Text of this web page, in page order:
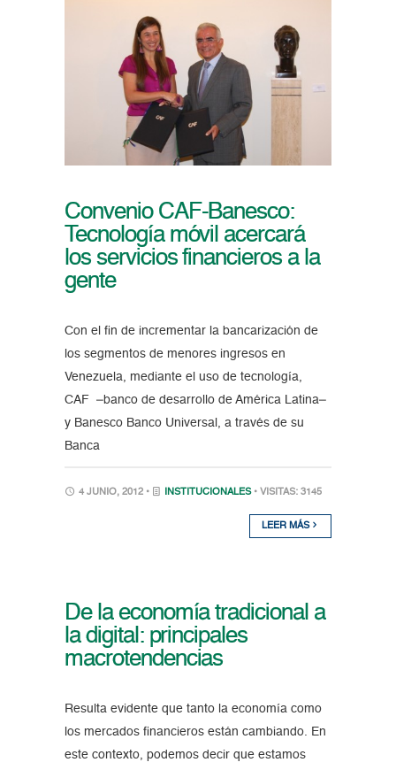
Convenio CAF-Banesco:
Tecnología móvil acercará
los servicios financieros a la
gente
Con el fin de incrementar la bancarización de
los segmentos de menores ingresos en
Venezuela, mediante el uso de tecnología,
CAF –banco de desarrollo de América Latina–
y Banesco Banco Universal, a través de su
Banca
4 JUNIO, 2012 • INSTITUCIONALES • VISITAS: 3145
LEER MÁS
De la economía tradicional a
la digital: principales
macrotendencias
Resulta evidente que tanto la economía como
los mercados financieros están cambiando. En
este contexto, podemos decir que estamos